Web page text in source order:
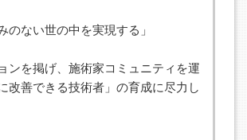
のない世の中を実現する」
ンを掲げ、施術家コミュニティを運
改善できる技術者」の育成に尽力し